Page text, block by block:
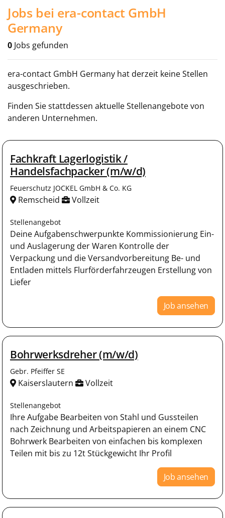
Jobs bei era-contact GmbH
Germany
0 Jobs gefunden
era-contact GmbH Germany hat derzeit keine Stellen
ausgeschrieben.
Finden Sie stattdessen aktuelle Stellenangebote von
anderen Unternehmen.
Fachkraft Lagerlogistik /
Handelsfachpacker (m/w/d)
Feuerschutz JOCKEL GmbH & Co. KG
Remscheid Vollzeit
Stellenangebot
Deine Aufgabenschwerpunkte Kommissionierung Ein-
und Auslagerung der Waren Kontrolle der
Verpackung und die Versandvorbereitung Be- und
Entladen mittels Flurförderfahrzeugen Erstellung von
Liefer
Job ansehen
Bohrwerksdreher (m/w/d)
Gebr. Pfeiffer SE
Kaiserslautern Vollzeit
Stellenangebot
Ihre Aufgabe Bearbeiten von Stahl und Gussteilen
nach Zeichnung und Arbeitspapieren an einem CNC
Bohrwerk Bearbeiten von einfachen bis komplexen
Teilen mit bis zu 12t Stückgewicht Ihr Profil
Job ansehen